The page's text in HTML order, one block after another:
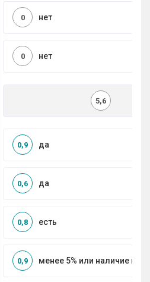
нет
0
нет
0
5,6
да
0,9
да
0,6
есть
0,8
менее 5% или наличие
0,9